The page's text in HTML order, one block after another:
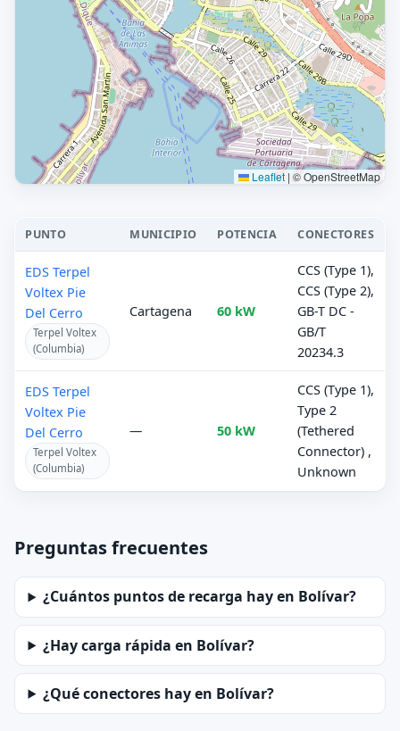
Leaflet | © OpenStreetMap
PUNTO MUNICIPIO POTENCIA CONECTORES
EDS Terpel
Voltex Pie
Del Cerro
Terpel Voltex
(Columbia)
Cartagena 60 kW
CCS (Type 1),
CCS (Type 2),
GB-T DC -
GB/T
20234.3
EDS Terpel
Voltex Pie
Del Cerro
Terpel Voltex
(Columbia)
— 50 kW
CCS (Type 1),
Type 2
(Tethered
Connector) ,
Unknown
Preguntas frecuentes
¿Cuántos puntos de recarga hay en Bolívar?
¿Hay carga rápida en Bolívar?
¿Qué conectores hay en Bolívar?